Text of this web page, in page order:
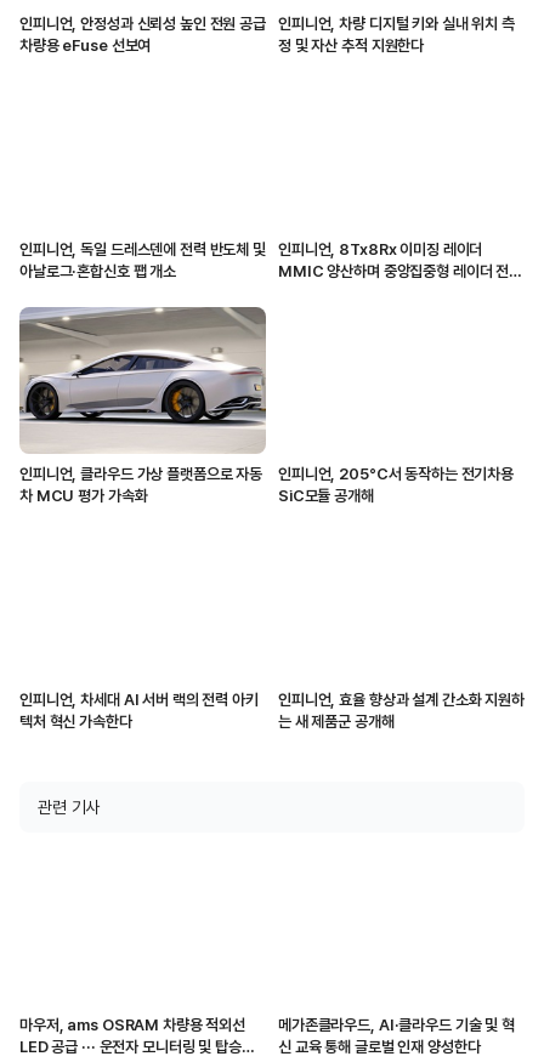
인피니언, 안정성과 신뢰성 높인 전원 공급
차량용 eFuse 선보여
인피니언, 차량 디지털 키와 실내 위치 측
정 및 자산 추적 지원한다
인피니언, 독일 드레스덴에 전력 반도체 및
아날로그·혼합신호 팹 개소
인피니언, 8Tx8Rx 이미징 레이더
MMIC 양산하며 중앙집중형 레이더 전환
인피니언, 클라우드 가상 플랫폼으로 자동
차 MCU 평가 가속화
인피니언, 205°C서 동작하는 전기차용
SiC모듈 공개해
인피니언, 차세대 AI 서버 랙의 전력 아키
텍처 혁신 가속한다
인피니언, 효율 향상과 설계 간소화 지원하
는 새 제품군 공개해
관련 기사
마우저, ams OSRAM 차량용 적외선
LED 공급 ··· 운전자 모니터링 및 탑승자
메가존클라우드, AI·클라우드 기술 및 혁
신 교육 통해 글로벌 인재 양성한다